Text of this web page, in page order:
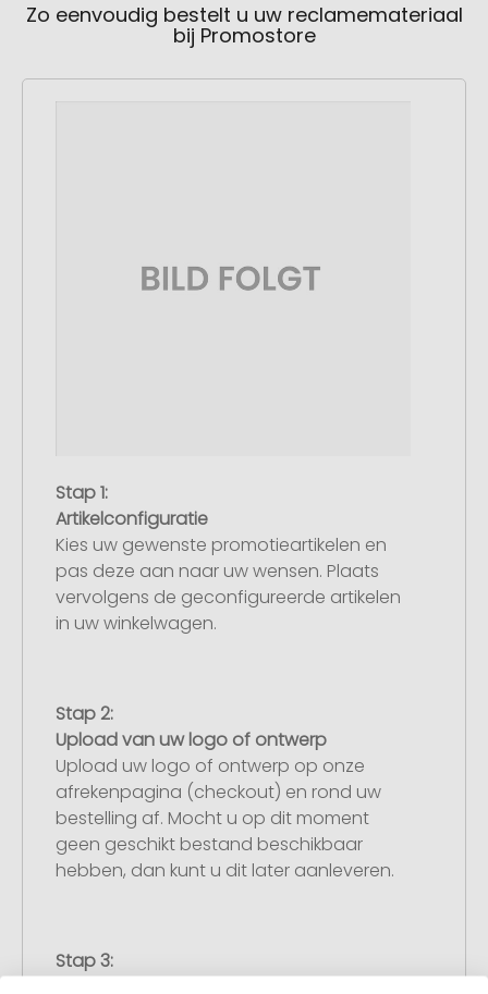
Zo eenvoudig bestelt u uw reclamemateriaal
bij Promostore
Stap 1:
Artikelconfiguratie
Kies uw gewenste promotieartikelen en
pas deze aan naar uw wensen. Plaats
vervolgens de geconfigureerde artikelen
in uw winkelwagen.
Stap 2:
Upload van uw logo of ontwerp
Upload uw logo of ontwerp op onze
afrekenpagina (checkout) en rond uw
bestelling af. Mocht u op dit moment
geen geschikt bestand beschikbaar
hebben, dan kunt u dit later aanleveren.
Stap 3: